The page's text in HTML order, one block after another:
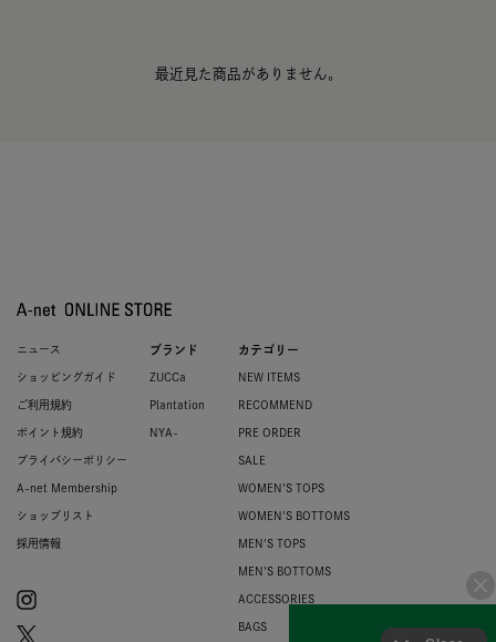
最近見た商品がありません。
ニュース
ショッピングガイド
ご利用規約
ポイント規約
プライバシーポリシー
A-net Membership
ショップリスト
採用情報
ブランド
ZUCCa
Plantation
NYA-
カテゴリー
NEW ITEMS
RECOMMEND
PRE ORDER
SALE
WOMEN'S TOPS
WOMEN'S BOTTOMS
MEN'S TOPS
MEN'S BOTTOMS
ACCESSORIES
BAGS